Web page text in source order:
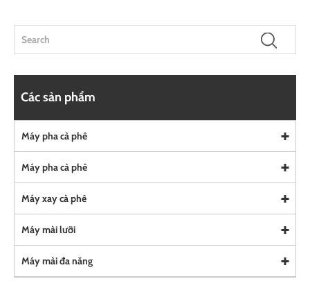
Các sản phẩm
Máy pha cà phê
Máy pha cà phê
Máy xay cà phê
Máy mài lưỡi
Máy mài đa năng